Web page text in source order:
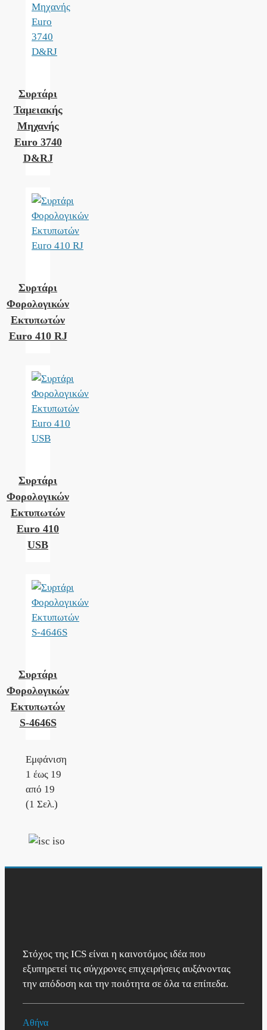
Συρτάρι
Ταμειακής
Μηχανής
Euro 3740
D&RJ
Συρτάρι
Φορολογικών
Εκτυπωτών
Euro 410 RJ
Συρτάρι
Φορολογικών
Εκτυπωτών
Euro 410
USB
Συρτάρι
Φορολογικών
Εκτυπωτών
S-4646S
Εμφάνιση
1 έως 19
από 19
(1 Σελ.)
Στόχος της ICS είναι η καινοτόμος ιδέα που
εξυπηρετεί τις σύγχρονες επιχειρήσεις αυξάνοντας
την απόδοση και την ποιότητα σε όλα τα επίπεδα.
Αθήνα